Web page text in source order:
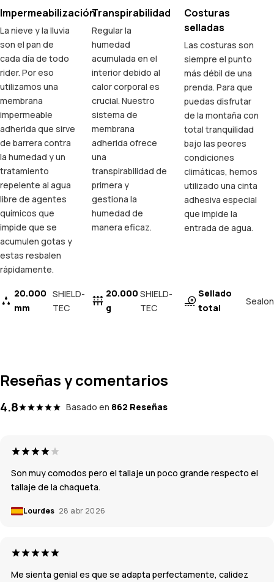
Impermeabilización
La nieve y la lluvia
son el pan de
cada día de todo
rider. Por eso
utilizamos una
membrana
impermeable
adherida que sirve
de barrera contra
la humedad y un
tratamiento
repelente al agua
libre de agentes
químicos que
impide que se
acumulen gotas y
estas resbalen
rápidamente.
20.000
mm
SHIELD-
TEC
Transpirabilidad
Regular la
humedad
acumulada en el
interior debido al
calor corporal es
crucial. Nuestro
sistema de
membrana
adherida ofrece
una
transpirabilidad de
primera y
gestiona la
humedad de
manera eficaz.
20.000
g
SHIELD-
TEC
Costuras
selladas
Las costuras son
siempre el punto
más débil de una
prenda. Para que
puedas disfrutar
de la montaña con
total tranquilidad
bajo las peores
condiciones
climáticas, hemos
utilizado una cinta
adhesiva especial
que impide la
entrada de agua.
Sellado
total
Sealon
Reseñas y comentarios
4.8 Basado en 862 Reseñas
Son muy comodos pero el tallaje un poco grande respecto el
tallaje de la chaqueta.
Lourdes 28 abr 2026
Me sienta genial es que se adapta perfectamente, calidez